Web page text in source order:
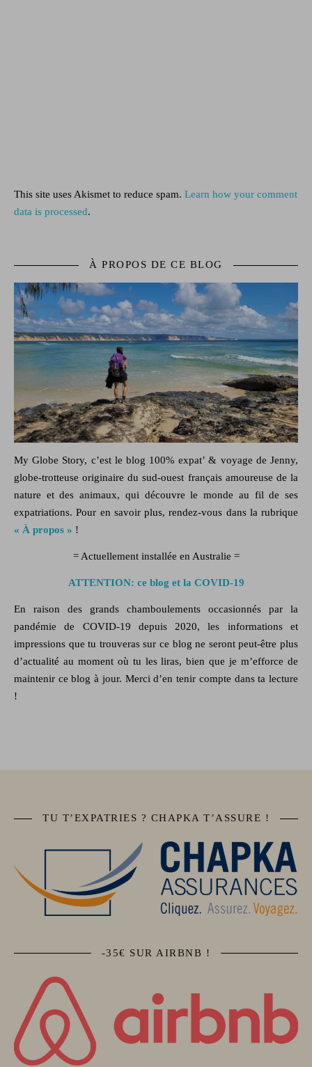
This site uses Akismet to reduce spam. Learn how your comment
data is processed.
À PROPOS DE CE BLOG
My Globe Story, c’est le blog 100% expat’ & voyage de Jenny,
globe-trotteuse originaire du sud-ouest français amoureuse de la
nature et desanimaux, qui découvre le monde au fil de ses
expatriations. Pour en savoir plus, rendez-vous dans la rubrique
« À propos » !
= Actuellement installée en Australie =
ATTENTION: ce blog et la COVID-19
En raison des grands chamboulements occasionnés par la
pandémie de COVID-19 depuis 2020, les informations et
impressions que tu trouveras sur ce blog ne seront peut-être plus
d’actualité au moment où tu les liras, bien que je m’efforce de
maintenir ce blog à jour. Merci d’en tenir compte dans ta lecture
!
TU T’EXPATRIES ? CHAPKA T’ASSURE !
-35€ SUR AIRBNB !